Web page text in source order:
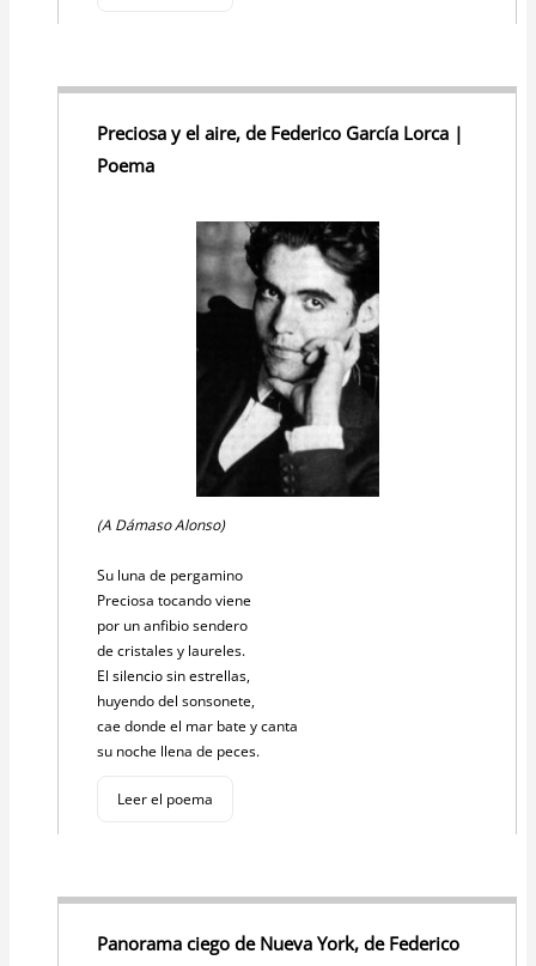
Preciosa y el aire, de Federico García Lorca |
Poema
(A Dámaso Alonso)
Su luna de pergamino
Preciosa tocando viene
por un anfibio sendero
de cristales y laureles.
El silencio sin estrellas,
huyendo del sonsonete,
cae donde el mar bate y canta
su noche llena de peces.
Leer el poema
Panorama ciego de Nueva York, de Federico